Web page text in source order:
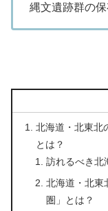
縄文遺跡群の
北海道・北東北
とは？
訪れるべき北
北海道・北東
圏」とは？